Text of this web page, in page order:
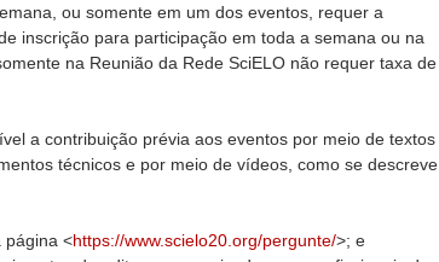
ou somente em um dos eventos, requer a
inscrição para participação em toda a semana ou na
na Reunião da Rede SciELO não requer taxa de
a contribuição prévia aos eventos por meio de textos
técnicos e por meio de vídeos, como se descreve
página <https://www.scielo20.org/pergunte/>; e